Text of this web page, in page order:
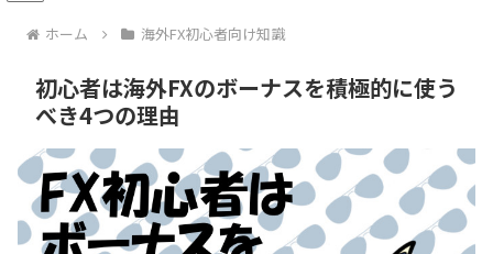
ホーム 海外FX初心者向け知識
初心者は海外FXのボーナスを積極的に使う
べき4つの理由